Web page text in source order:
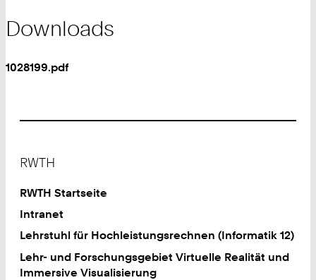
Downloads
1028199.pdf
RWTH
RWTH Startseite
Intranet
Lehrstuhl für Hochleistungsrechnen (Informatik 12)
Lehr- und Forschungsgebiet Virtuelle Realität und
Immersive Visualisierung